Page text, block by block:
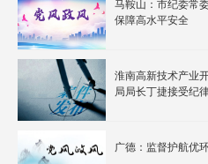
马鞍山：市纪委常
保障高水平安全
淮南高新技术产业
局局长丁捷接受纪
广德：监督护航优